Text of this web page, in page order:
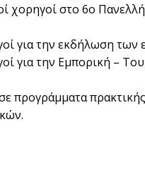
χορηγοί στο 6ο
για την εκδήλωση των
για την Εμπορική –
προγράμματα